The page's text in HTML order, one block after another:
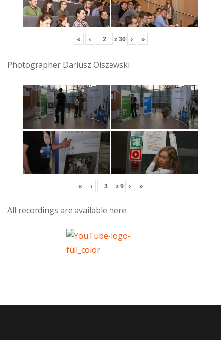
« ‹ z30 › »
Photographer Dariusz Olszewski
« ‹ z9 › »
All recordings are available here: